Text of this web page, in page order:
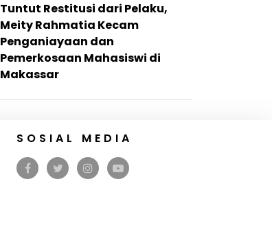
Tuntut Restitusi dari Pelaku,
Meity Rahmatia Kecam
Penganiayaan dan
Pemerkosaan Mahasiswi di
Makassar
SOSIAL MEDIA